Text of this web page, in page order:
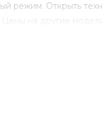
режим. Открыть
на другие